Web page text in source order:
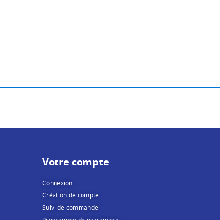
Votre compte
Connexion
Création de compte
Suivi de commande